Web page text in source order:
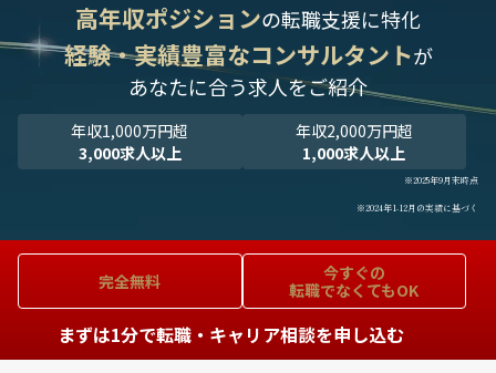
高年収ポジションの転職支援に特化
経験・実績豊富なコンサルタントが
あなたに合う求人をご紹介
年収1,000万円超
3,000求人以上
年収2,000万円超
1,000求人以上
※2025年9月末時点
※2024年1-12月の実績に基づく
完全無料
今すぐの
転職でなくてもOK
まずは1分で転職・キャリア相談を申し込む